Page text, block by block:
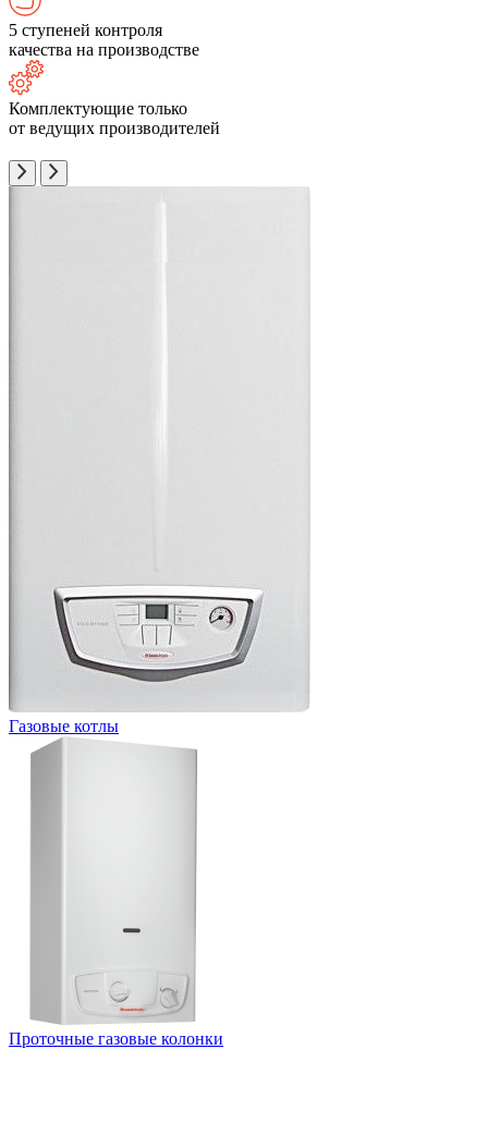
5 ступеней контроля
качества на производстве
Комплектующие только
от ведущих производителей
Газовые котлы
Проточные газовые колонки